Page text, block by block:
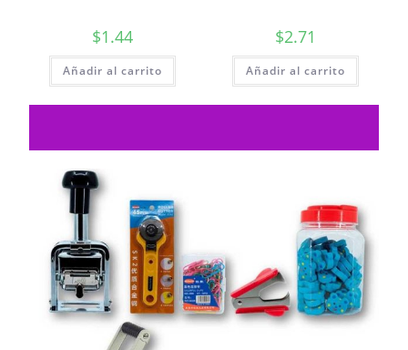
$1.44
Añadir al carrito
$2.71
Añadir al carrito